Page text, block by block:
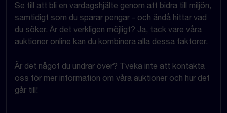
Se till att bli en vardagshjälte genom att bidra till miljön,
samtidigt som du sparar pengar - och ändå hittar vad
du söker. Är det verkligen möjligt? Ja, tack vare våra
auktioner online kan du kombinera alla dessa faktorer.
Är det något du undrar över? Tveka inte att kontakta
oss för mer information om våra auktioner och hur det
går till!